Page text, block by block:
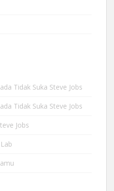
Tidak Suka Steve Jobs
Tidak Suka Steve Jobs
Jobs